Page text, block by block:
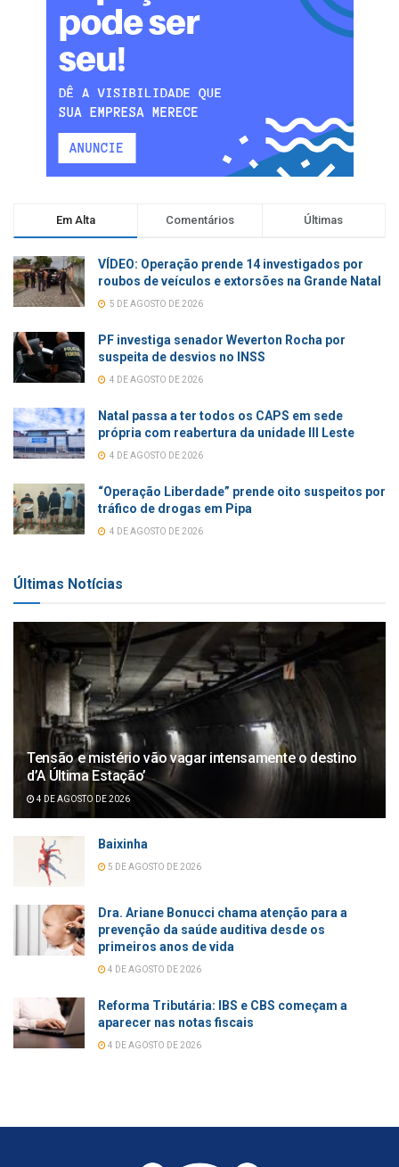
Em Alta Comentários Últimas
VÍDEO: Operação prende 14 investigados por
roubos de veículos e extorsões na Grande Natal
5 DE AGOSTO DE 2026
PF investiga senador Weverton Rocha por
suspeita de desvios no INSS
4 DE AGOSTO DE 2026
Natal passa a ter todos os CAPS em sede
própria com reabertura da unidade III Leste
4 DE AGOSTO DE 2026
“Operação Liberdade” prende oito suspeitos por
tráfico de drogas em Pipa
4 DE AGOSTO DE 2026
Últimas Notícias
Tensão e mistério vão vagar intensamente o destino
d’A Última Estação’
4 DE AGOSTO DE 2026
Baixinha
5 DE AGOSTO DE 2026
Dra. Ariane Bonucci chama atenção para a
prevenção da saúde auditiva desde os
primeiros anos de vida
4 DE AGOSTO DE 2026
Reforma Tributária: IBS e CBS começam a
aparecer nas notas fiscais
4 DE AGOSTO DE 2026